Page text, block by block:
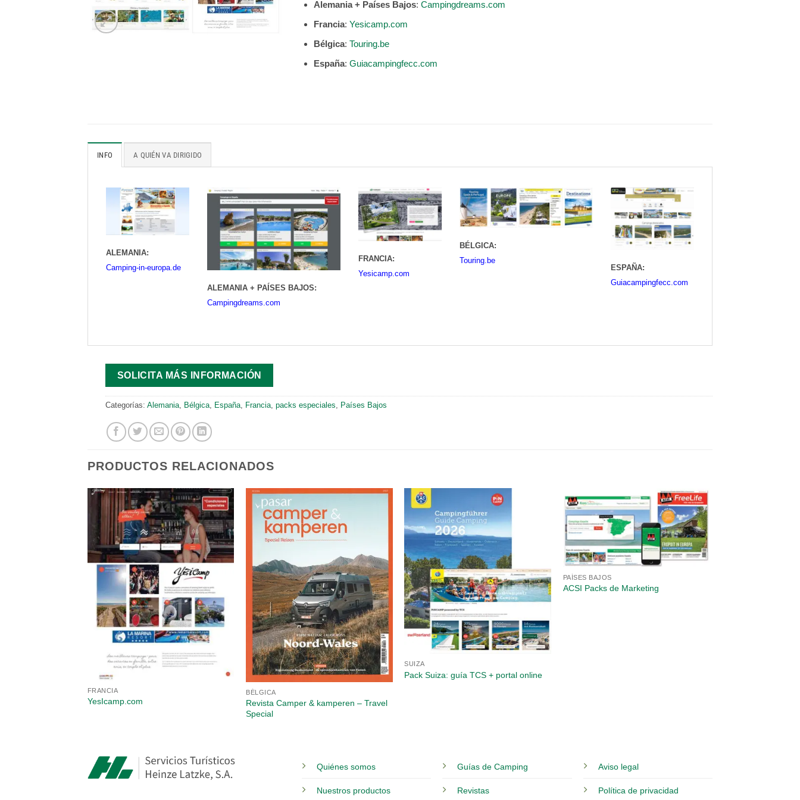
Alemania + Países Bajos: Campingdreams.com
Francia: Yesicamp.com
Bélgica: Touring.be
España: Guiacampingfecc.com
INFO A QUIÉN VA DIRIGIDO
ALEMANIA:
Camping-in-europa.de
ALEMANIA + PAÍSES BAJOS:
Campingdreams.com
FRANCIA:
Yesicamp.com
BÉLGICA:
Touring.be
ESPAÑA:
Guiacampingfecc.com
SOLICITA MÁS INFORMACIÓN
Categorías: Alemania, Bélgica, España, Francia, packs especiales, Países Bajos
PRODUCTOS RELACIONADOS
FRANCIA
YesIcamp.com
BÉLGICA
Revista Camper & kamperen – Travel
Special
SUIZA
Pack Suiza: guía TCS + portal online
PAÍSES BAJOS
ACSI Packs de Marketing
Quiénes somos
Nuestros productos
Guías de Camping
Revistas
Aviso legal
Política de privacidad